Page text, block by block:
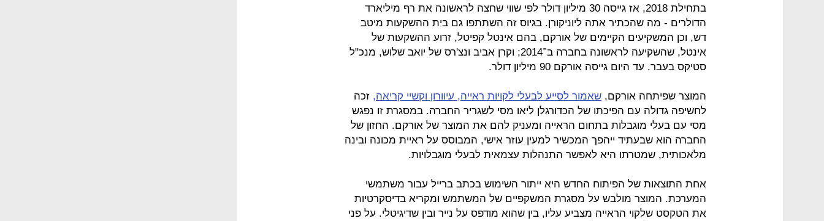
בתחילת 2018, אז גייסה 30 מיליון דולר לפי שווי שחצה לראשונה את רף מיליארד
הדולרים - מה שהכתיר אתה ליוניקורן. בגיוס זה השתתפו גם בית ההשקעות מיטב
דש, וכן המשקיעים הקיימים של אורקם, בהם אינטל קפיטל, זרוע ההשקעות של
אינטל, שהשקיעה לראשונה בחברה ב־2014; וקרן אביב ונצ'רס של יואב שלוש, מנכ"ל
סטיקס בעבר. עד היום גייסה אורקם 90 מיליון דולר.
המוצר שפיתחה אורקם, שאמור לסייע לבעלי לקויות ראייה, עיוורון וקשיי קריאה, זכה
לחשיפה גדולה עם הפיכתו של הכדורגלן ליאו מסי לשגריר החברה. במסגרת זו נפגש
מסי עם בעלי מוגבלות בתחום הראייה ומעניק להם את המוצר של אורקם. החזון של
החברה הוא שבעתיד ייהפך המכשיר למעין עוזר אישי, המבוסס על ראיית מכונה ובינה
מלאכותית, שמטרתו היא לאפשר התנהלות עצמאית לבעלי מוגבלויות.
אחת התוצאות של הפיתוח החדש היא ייתור השימוש בכתב ברייל עבור משתמשי
המערכת. המוצר מולבש על מסגרת המשקפיים של המשתמש ומקריא בדיסקרטיות
את הטקסט שלקוי הראייה מצביע עליו, בין שהוא מודפס על נייר ובין שדיגיטלי. על פני